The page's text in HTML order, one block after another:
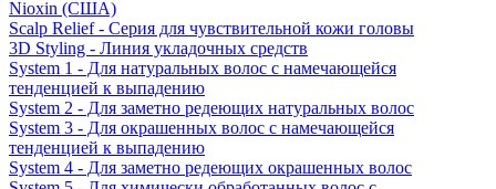
Nioxin (США)
Scalp Relief - Серия для чувствительной кожи головы
3D Styling - Линия укладочных средств
System 1 - Для натуральных волос с намечающейся
тенденцией к выпадению
System 2 - Для заметно редеющих натуральных волос
System 3 - Для окрашенных волос с намечающейся
тенденцией к выпадению
System 4 - Для заметно редеющих окрашенных волос